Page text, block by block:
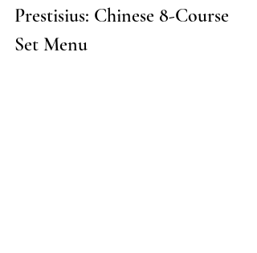
Prestisius: Chinese 8-Course
Set Menu